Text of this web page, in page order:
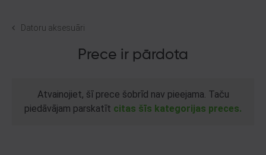
Datoru aksesuāri
Prece ir pārdota
Atvainojiet, šī prece šobrīd nav pieejama. Taču
piedāvājam parskatīt citas šīs kategorijas preces.